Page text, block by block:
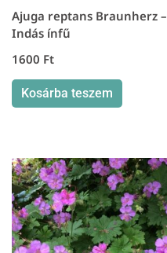
Ajuga reptans Braunherz –
Indás ínfű
1600 Ft
Kosárba teszem